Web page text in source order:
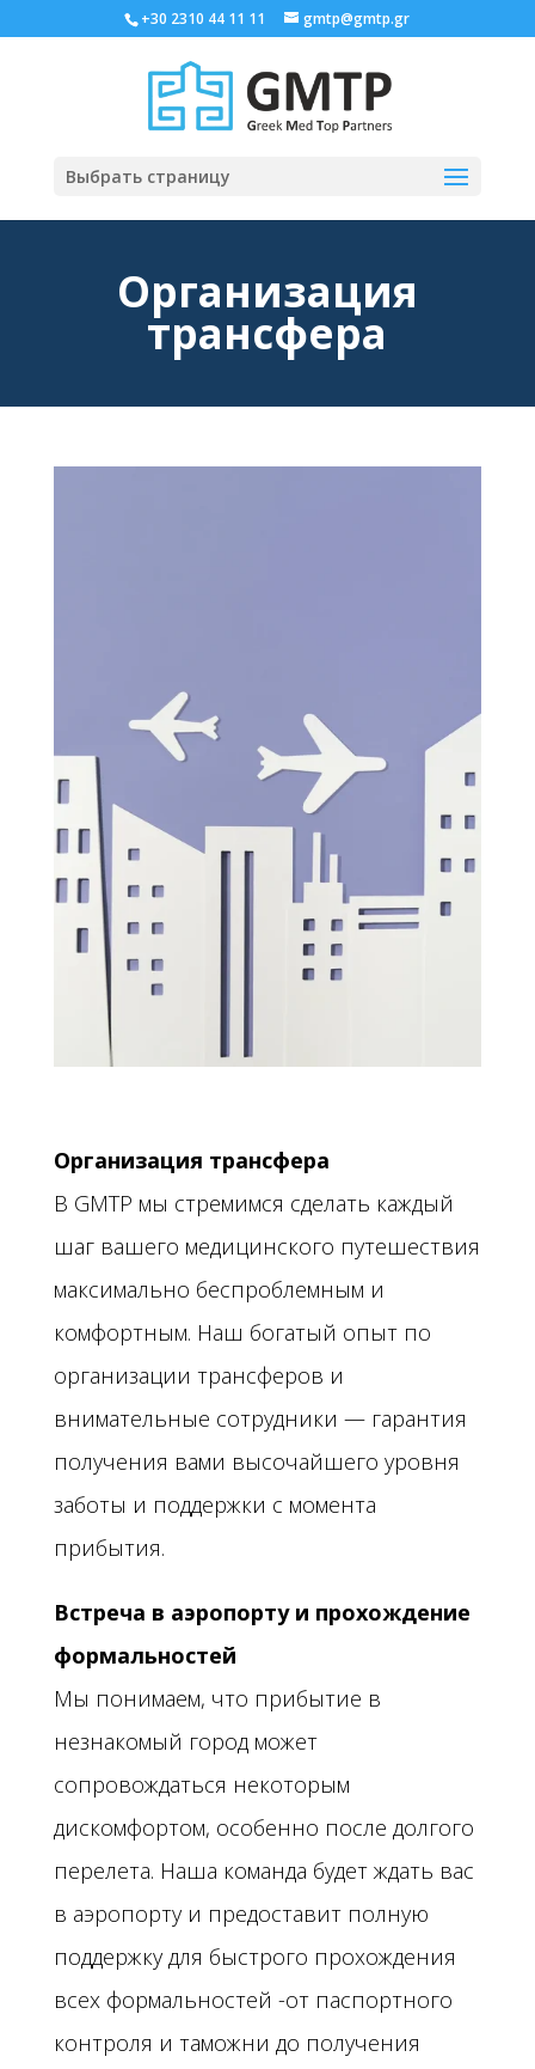
+30 2310 44 11 11 gmtp@gmtp.gr
Выбрать страницу
Организация
трансфера
Организация трансфера
В GMTP мы стремимся сделать каждый
шаг вашего медицинского путешествия
максимально беспроблемным и
комфортным. Наш богатый опыт по
организации трансферов и
внимательные сотрудники — гарантия
получения вами высочайшего уровня
заботы и поддержки с момента
прибытия.
Встреча в аэропорту и прохождение
формальностей
Мы понимаем, что прибытие в
незнакомый город может
сопровождаться некоторым
дискомфортом, особенно после долгого
перелета. Наша команда будет ждать вас
в аэропорту и предоставит полную
поддержку для быстрого прохождения
всех формальностей -от паспортного
контроля и таможни до получения